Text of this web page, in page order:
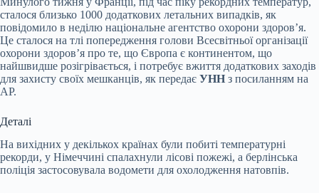
сталося близько 1000 додаткових летальних випадків, як
повідомило в неділю національне агентство охорони здоров’я.
Це сталося на тлі попередження голови Всесвітньої організації
охорони здоров’я про те, що Європа є континентом, що
найшвидше розігрівається, і потребує вжиття додаткових заходів
для захисту своїх мешканців, як передає УНН з посиланням на
AP.
Деталі
На вихідних у декількох країнах були побиті температурні
рекорди, у Німеччині спалахнули лісові пожежі, а берлінська
поліція застосовувала водомети для охолодження натовпів.